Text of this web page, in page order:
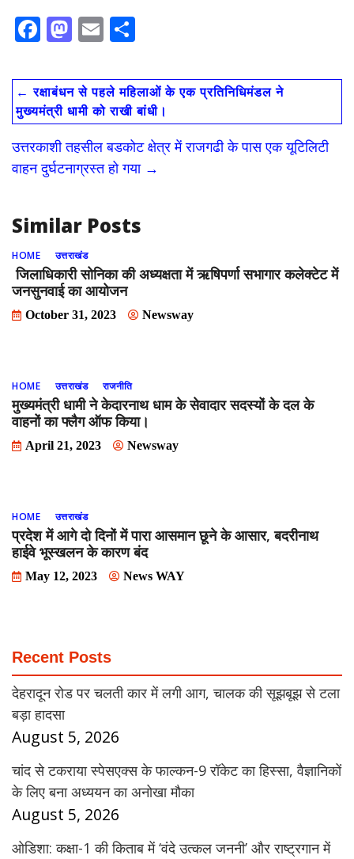
F
e
b
o
o
k
M
to
d
o
n
E
ai
l
ar
e
← रक्षाबंधन से पहले महिलाओं के एक प्रतिनिधिमंडल ने
मुख्यमंत्री धामी को राखी बांधी।
उत्तरकाशी तहसील बडकोट क्षेत्र में राजगढी के पास एक यूटिलिटी
वाहन दुर्घटनाग्रस्त हो गया →
Similar Posts
HOME उत्तराखंड
जिलाधिकारी सोनिका की अध्यक्षता में ऋषिपर्णा सभागार कलेक्टेट में
जनसुनवाई का आयोजन
October 31, 2023 Newsway
HOME उत्तराखंड राजनीति
मुख्यमंत्री धामी ने केदारनाथ धाम के सेवादार सदस्यों के दल के
वाहनों का फ्लैग ऑफ किया।
April 21, 2023 Newsway
HOME उत्तराखंड
प्रदेश में आगे दो दिनों में पारा आसमान छूने के आसार, बदरीनाथ
हाईवे भूस्‍खलन के कारण बंद
May 12, 2023 News WAY
Recent Posts
देहरादून रोड पर चलती कार में लगी आग, चालक की सूझबूझ से टला
बड़ा हादसा
August 5, 2026
चांद से टकराया स्पेसएक्स के फाल्कन-9 रॉकेट का हिस्सा, वैज्ञानिकों
के लिए बना अध्ययन का अनोखा मौका
August 5, 2026
ओडिशा: कक्षा-1 की किताब में ‘वंदे उत्कल जननी’ और राष्ट्रगान में